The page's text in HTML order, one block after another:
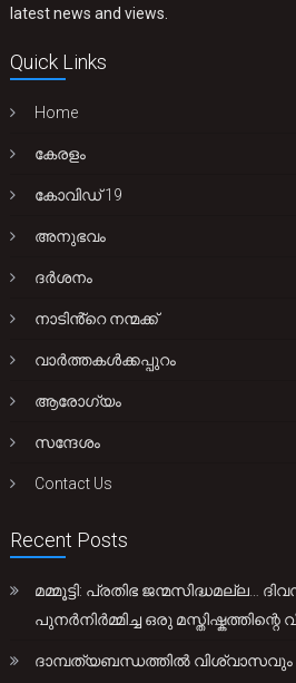
latest news and views.
Quick Links
Home
കേരളം
കോവിഡ് 19
അനുഭവം
ദർശനം
നാടിൻ്റെ നന്മക്ക്
വാർത്തകൾക്കപ്പുറം
ആരോഗ്യം
സന്ദേശം
Contact Us
Recent Posts
മമ്മൂട്ടി: പ്രതിഭ ജന്മസിദ്ധമല്ല…
പുനർനിർമ്മിച്ച ഒരു
ദാമ്പത്യബന്ധത്തിൽ